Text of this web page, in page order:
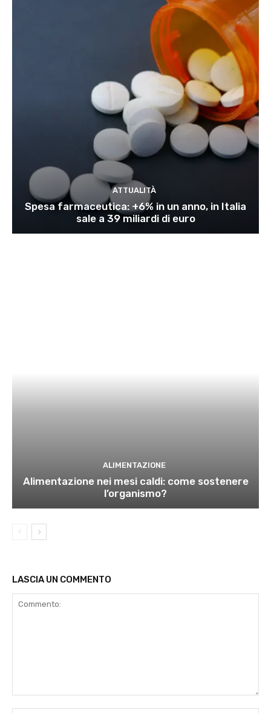
ATTUALITÀ
Spesa farmaceutica: +6% in un anno, in Italia
sale a 39 miliardi di euro
ALIMENTAZIONE
Alimentazione nei mesi caldi: come sostenere
l’organismo?
LASCIA UN COMMENTO